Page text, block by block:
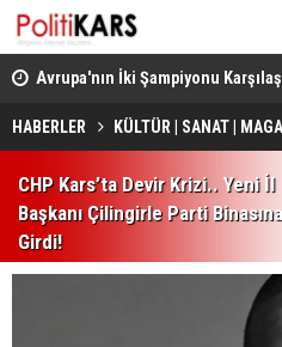
Avrupa'nın İki Şampiyonu
Özel Uçuş Okuluna Ait Eğitim
Öğrenci Yaralandı
HABERLER KÜLTÜR | SANAT |
CHP Kars’ta Devir Krizi.. Yeni İl
Başkanı Çilingirle Parti Binasına
Girdi!